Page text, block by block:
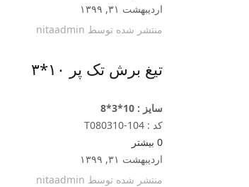
اردیبهشت ۳۱, ۱۳۹۹
منتشر شده توسط nitaadmin
تیغ برش تک پر ۱۰*۳
سایز : 10*3*8
کد : T080310-104
0 بیشتر
اردیبهشت ۳۱, ۱۳۹۹
منتشر شده توسط nitaadmin